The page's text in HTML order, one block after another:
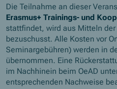
Die Teilnahme an dieser
Erasmus+ Trainings- und
stattfindet, wird aus Mitteln
bezuschusst. Alle Kosten vor
Seminargebühren) werden in
übernommen. Eine
im Nachhinein beim OeAD
entsprechenden Nachweise